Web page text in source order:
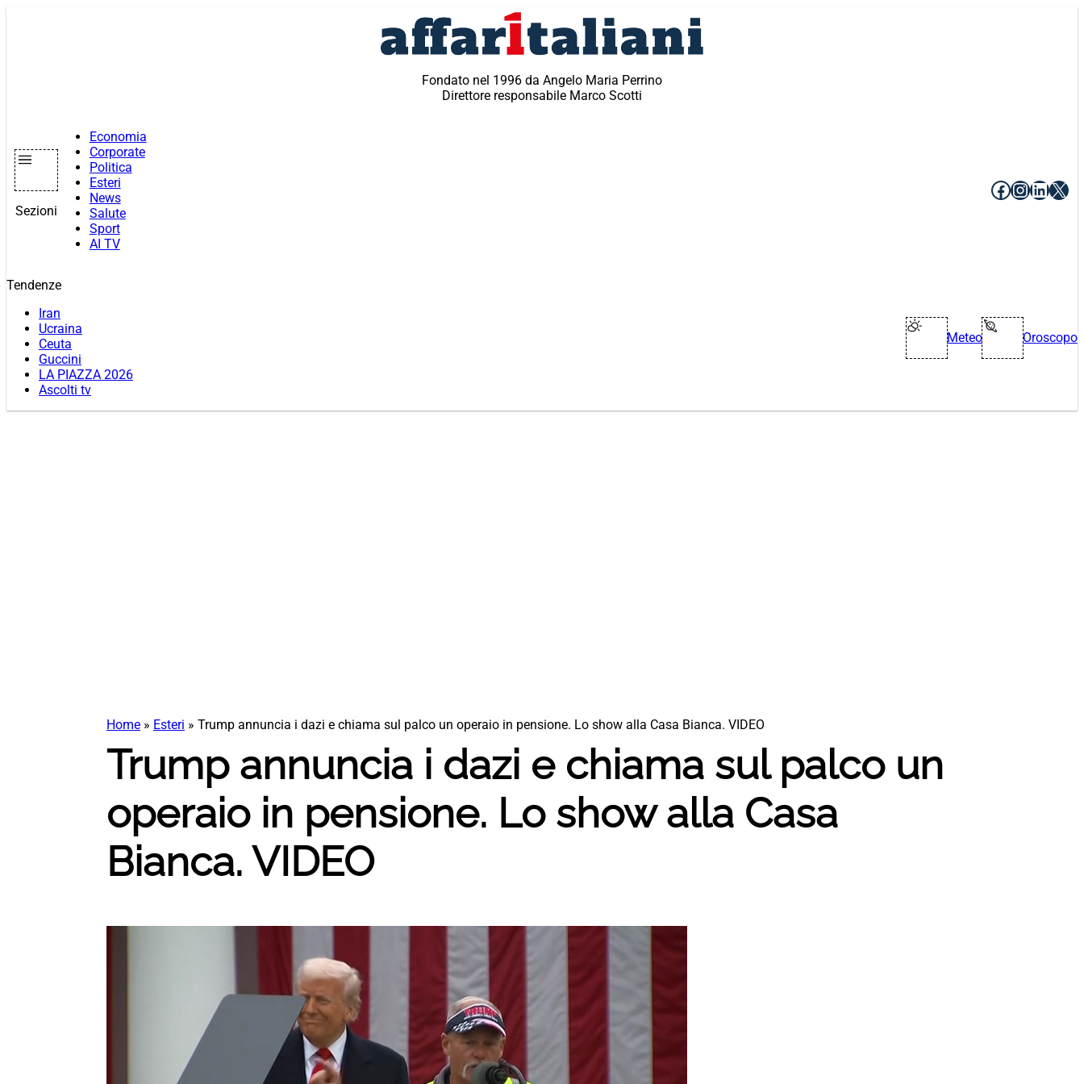
Fondato nel 1996 da Angelo Maria Perrino
Direttore responsabile Marco Scotti
Sezioni
Economia
Corporate
Politica
Esteri
News
Salute
Sport
AI TV
Facebook
X
Tendenze
Iran
Ucraina
Ceuta
Guccini
LA PIAZZA 2026
Ascolti tv
Meteo Oroscopo
Home » Esteri » Trump annuncia i dazi e chiama sul palco un operaio in pensione. Lo show alla Casa Bianca. VIDEO
Trump annuncia i dazi e chiama sul palco un
operaio in pensione. Lo show alla Casa
Bianca. VIDEO